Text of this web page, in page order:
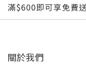
滿$600即可享免費
關於我們